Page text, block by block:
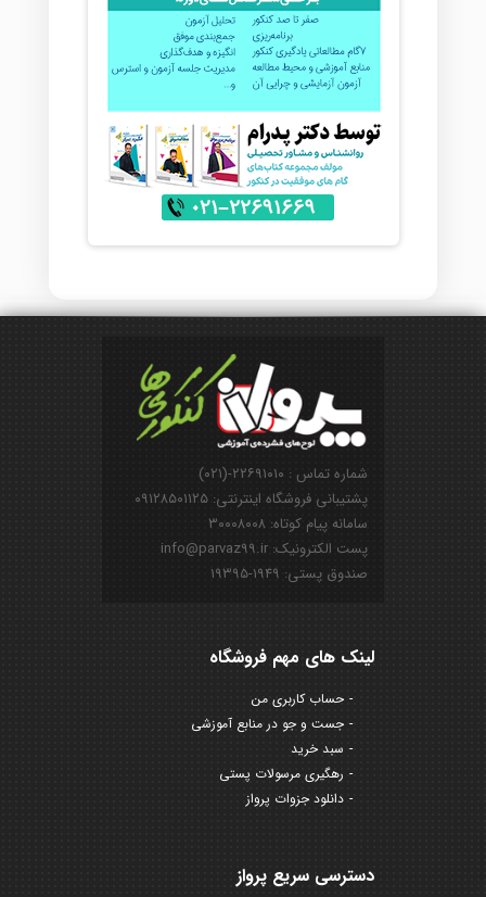
شماره تماس : ۲۲۶۹۱۰۱۰-(۰۲۱)
پشتیبانی فروشگاه اینترنتی: ۰۹۱۲۸۵۰۱۱۲۵
سامانه پیام کوتاه: ۳۰۰۰۸۰۰۸
پست الکترونیک: info@parvaz99.ir
صندوق پستی: ۱۹۴۹-۱۹۳۹۵
لینک های مهم فروشگاه
حساب کاربری من
جست و جو در منابع آموزشی
سبد خرید
رهگیری مرسولات پستی
دانلود جزوات پرواز
دسترسی سریع پرواز